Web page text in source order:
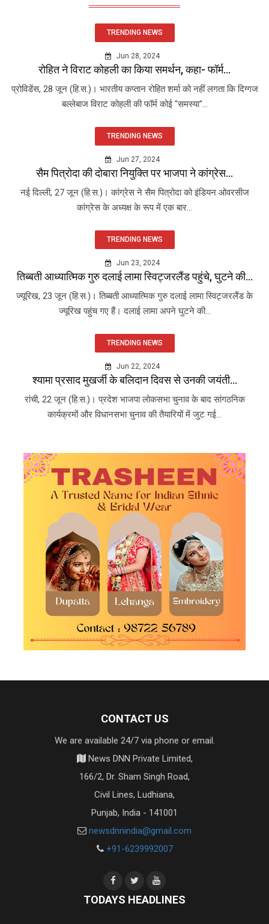
TRENDING NEWS
Jun 28, 2024
रोहित ने विराट कोहली का किया समर्थन, कहा- फॉर्म...
प्रोविडेंस, 28 जून (हि.स.)। भारतीय कप्तान रोहित शर्मा को नहीं लगता कि दिग्गज
बल्लेबाज विराट कोहली की फॉर्म कोई "समस्या"...
TRENDING NEWS
Jun 27, 2024
सैम पित्रोदा की दोबारा नियुक्ति पर भाजपा ने कांग्रेस...
नई दिल्ली, 27 जून (हि.स.)। कांग्रेस ने सैम पित्रोदा को इंडियन ओवरसीज
कांग्रेस के अध्यक्ष के रूप में एक बार...
TRENDING NEWS
Jun 23, 2024
तिब्बती आध्यात्मिक गुरु दलाई लामा स्विट्जरलैंड पहुंचे, घुटने की...
ज्यूरिख, 23 जून (हि.स.)। तिब्बती आध्यात्मिक गुरु दलाई लामा स्विट्जरलैंड के
ज्यूरिख पहुंच गए हैं। दलाई लामा अपने घुटने की...
TRENDING NEWS
Jun 22, 2024
श्यामा प्रसाद मुखर्जी के बलिदान दिवस से उनकी जयंती...
रांची, 22 जून (हि.स.)। प्रदेश भाजपा लोकसभा चुनाव के बाद सांगठनिक
कार्यक्रमों और विधानसभा चुनाव की तैयारियों में जुट गई...
CONTACT US
We are available 24/7 via phone or email.
News DNN Private Limited,
166/2, Dr. Sham Singh Road,
Civil Lines, Ludhiana,
Punjab, India - 141001
newsdnnindia@gmail.com
+91-6239992007
TODAYS HEADLINES